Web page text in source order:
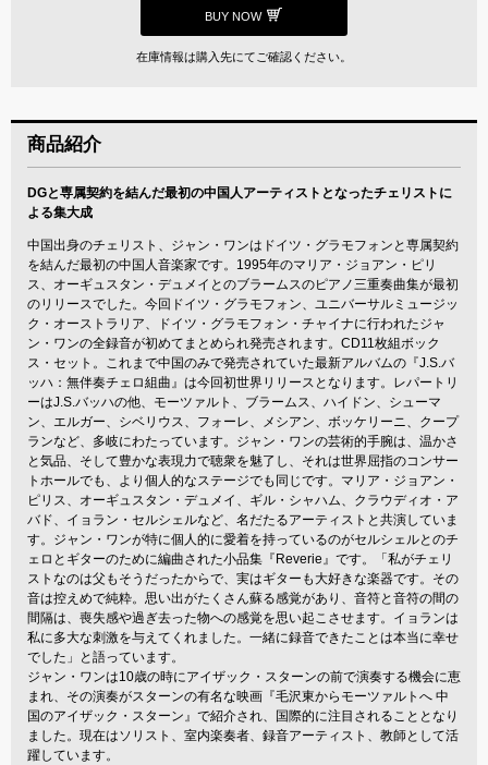
BUY NOW
在庫情報は購入先にてご確認ください。
商品紹介
DGと専属契約を結んだ最初の中国人アーティストとなったチェリストに
よる集大成
中国出身のチェリスト、ジャン・ワンはドイツ・グラモフォンと専属契約
を結んだ最初の中国人音楽家です。1995年のマリア・ジョアン・ピリ
ス、オーギュスタン・デュメイとのブラームスのピアノ三重奏曲集が最初
のリリースでした。今回ドイツ・グラモフォン、ユニバーサルミュージッ
ク・オーストラリア、ドイツ・グラモフォン・チャイナに行われたジャ
ン・ワンの全録音が初めてまとめられ発売されます。CD11枚組ボック
ス・セット。これまで中国のみで発売されていた最新アルバムの『J.S.バ
ッハ：無伴奏チェロ組曲』は今回初世界リリースとなります。レパートリ
ーはJ.S.バッハの他、モーツァルト、ブラームス、ハイドン、シューマ
ン、エルガー、シベリウス、フォーレ、メシアン、ボッケリーニ、クープ
ランなど、多岐にわたっています。ジャン・ワンの芸術的手腕は、温かさ
と気品、そして豊かな表現力で聴衆を魅了し、それは世界屈指のコンサー
トホールでも、より個人的なステージでも同じです。マリア・ジョアン・
ピリス、オーギュスタン・デュメイ、ギル・シャハム、クラウディオ・ア
バド、イョラン・セルシェルなど、名だたるアーティストと共演していま
す。ジャン・ワンが特に個人的に愛着を持っているのがセルシェルとのチ
ェロとギターのために編曲された小品集『Reverie』です。「私がチェリ
ストなのは父もそうだったからで、実はギターも大好きな楽器です。その
音は控えめで純粋。思い出がたくさん蘇る感覚があり、音符と音符の間の
間隔は、喪失感や過ぎ去った物への感覚を思い起こさせます。イョランは
私に多大な刺激を与えてくれました。一緒に録音できたことは本当に幸せ
でした」と語っています。
ジャン・ワンは10歳の時にアイザック・スターンの前で演奏する機会に恵
まれ、その演奏がスターンの有名な映画『毛沢東からモーツァルトへ 中
国のアイザック・スターン』で紹介され、国際的に注目されることとなり
ました。現在はソリスト、室内楽奏者、録音アーティスト、教師として活
躍しています。